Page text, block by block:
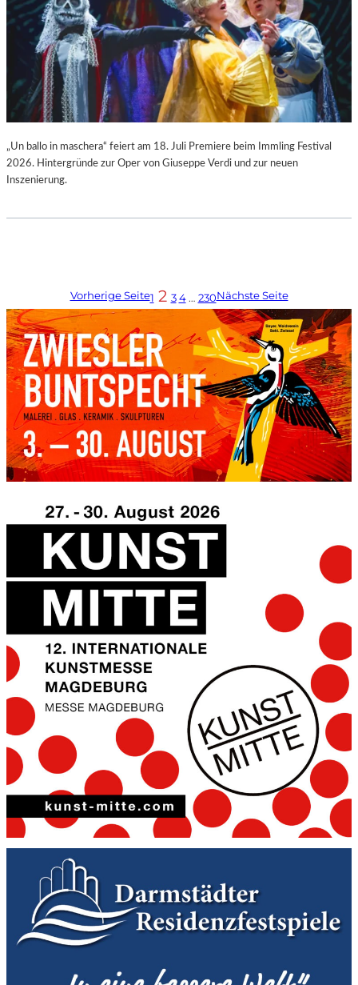
„Un ballo in maschera“ feiert am 18. Juli Premiere beim Immling Festival
2026. Hintergründe zur Oper von Giuseppe Verdi und zur neuen
Inszenierung.
Vorherige Seite1 2 3 4 … 230Nächste Seite